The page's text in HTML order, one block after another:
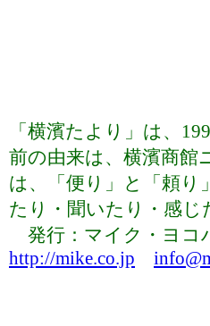
「横濱たより」は、
前の由来は、横濱商
は、「便り」と「頼
たり・聞いたり・感
発行：マイク・ヨコ
http://mike.co.jp